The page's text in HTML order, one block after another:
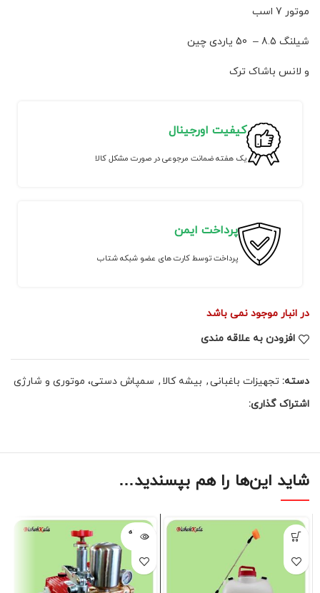
موتور 7 اسب
شیلنگ 8.5 – 50 یاردی چین
و لانس باشاک ترک
کیفیت اورجینال
یک هفته ضمانت مرجوعی در صورت مشکل کالا
پرداخت ایمن
پرداخت توسط کارت های عضو شبکه شتاب
در انبار موجود نمی باشد
افزودن به علاقه مندی
دسته: تجهیزات باغبانی, بیشه کالا , سمپاش دستی، موتوری و شارژی
اشتراک گذاری:
شاید این‌ها را هم بپسندید…
فروخته
شده